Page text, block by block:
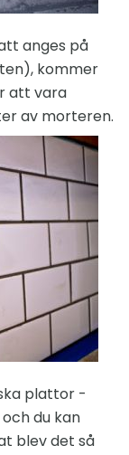
anges på
kommer
att vara
av morteren.
plattor -
du kan
blev det så